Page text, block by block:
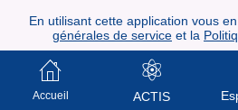
En utilisant cette application vous
générales de service et la
Accueil ACTIS